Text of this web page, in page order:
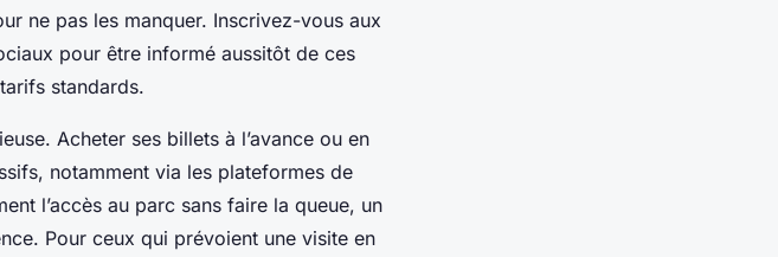
ne pas les manquer. Inscrivez-vous aux
pour être informé aussitôt de ces
standards.
Acheter ses billets à l’avance ou en
notamment via les plateformes de
l’accès au parc sans faire la queue, un
Pour ceux qui prévoient une visite en